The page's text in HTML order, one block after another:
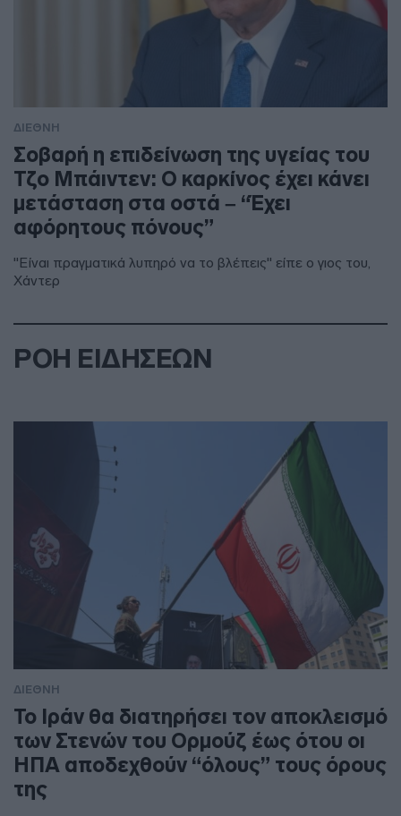
ΔΙΕΘΝΗ
Σοβαρή η επιδείνωση της υγείας του
Τζο Μπάιντεν: Ο καρκίνος έχει κάνει
μετάσταση στα οστά – “Έχει
αφόρητους πόνους”
"Είναι πραγματικά λυπηρό να το βλέπεις" είπε ο γιος του,
Χάντερ
ΡΟΗ ΕΙΔΗΣΕΩΝ
ΔΙΕΘΝΗ
To Ιράν θα διατηρήσει τον αποκλεισμό
των Στενών του Ορμούζ έως ότου οι
ΗΠΑ αποδεχθούν “όλους” τους όρους
της